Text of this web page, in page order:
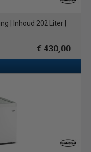
| Inhoud 202 Liter |
€ 430,00